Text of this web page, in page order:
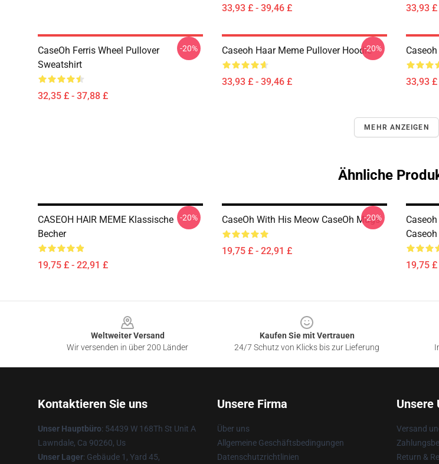
33,93 £ - 39,46 £ 33,93
CaseOh Ferris Wheel Pullover
Sweatshirt
32,35 £ - 37,88 £
-20% Caseoh Haar Meme Pullover Hoodie
33,93 £ - 39,46 £
-20%
33,93
MEHR ANZEIGEN
Ähnliche
CASEOH HAIR MEME Klassische
Becher
19,75 £ - 22,91 £
-20% CaseOh With His Meow CaseOh Mugs
19,75 £ - 22,91 £
-20%
19,75
Weltweiter Versand
Wir versenden in über 200 Länder
Kaufen Sie mit Vertrauen
24/7 Schutz von Klicks bis zur Lieferung
Kontaktieren Sie uns
Unser Hauptbüro: 54439 W 168Th St Unit A
Lawndale, Ca 90260, Us
Unser Lager: Gebäude 1, Yard 45,
Unsere Firma
Über uns
Allgemeine Geschäftsbedingungen
Datenschutzrichtlinien
Unsere
Versand
Return &